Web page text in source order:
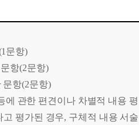
문항)
항(2문항)
항(2문항)
에 관한 편견이나 차별적 내용
평가된 경우, 구체적 내용 서술